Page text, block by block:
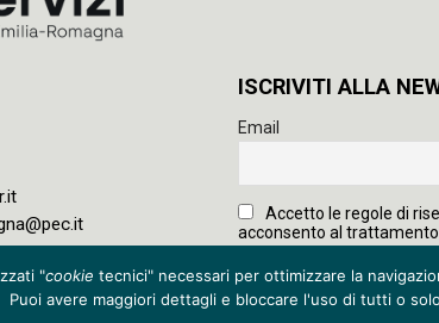
ISCRIVITI ALLA
Email
Accetto le regole di
acconsento al
"cookie tecnici" necessari per ottimizzare la
Puoi avere maggiori dettagli e bloccare l'uso di tutti o